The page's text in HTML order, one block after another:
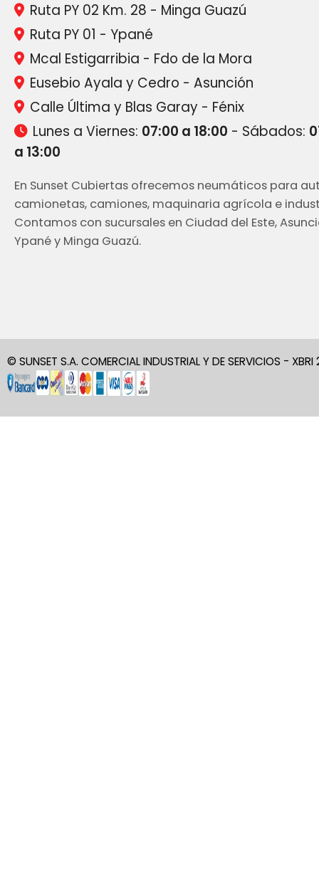
Ruta PY 02 Km. 28 - Minga Guazú
Ruta PY 01 - Ypané
Mcal Estigarribia - Fdo de la Mora
Eusebio Ayala y Cedro - Asunción
Calle Última y Blas Garay - Fénix
Lunes a Viernes: 07:00 a 18:00 - Sábados:
a 13:00
En Sunset Cubiertas ofrecemos neumáticos para
camionetas, camiones, maquinaria agrícola e
Contamos con sucursales en Ciudad del Este,
Ypané y Minga Guazú.
© SUNSET S.A. COMERCIAL INDUSTRIAL Y DE SERVICIOS -